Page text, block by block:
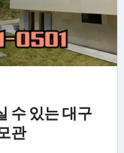
수 있는 대구
관